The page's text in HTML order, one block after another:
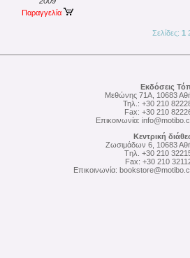
Παραγγελία
Σελίδες: 1
Εκδόσεις
Μεθώνης 71Α, 10683
Τηλ.: +30 210
Fax: +30 210
Επικοινωνία:
Κεντρική
Zωσιμάδων 6, 10683
Tηλ. +30 210
Fax: +30 210
Επικοινωνία: